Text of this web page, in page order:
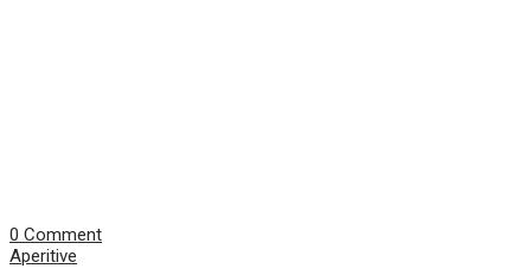
0 Comment
Aperitive